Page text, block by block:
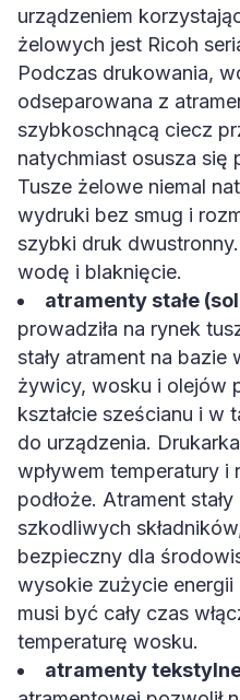
urządzeniem
żelowych jest Ricoh
Podczas drukowania,
odseparowana z
szybkoschnącą ciecz
natychmiast osusza się
Tusze żelowe niemal
wydruki bez smug i
szybki druk
wodę i blaknięcie.
atramenty stałe
prowadziła na rynek
stały atrament na bazie
żywicy, wosku i olejów
kształcie sześcianu i w
do urządzenia.
wpływem temperatury
podłoże. Atrament
szkodliwych
bezpieczny dla
wysokie zużycie
musi być cały czas
temperaturę wosku.
atramenty